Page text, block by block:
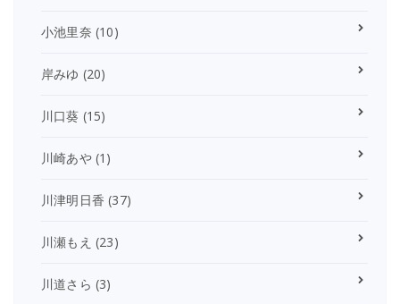
小池里奈 (10)
岸みゆ (20)
川口葵 (15)
川崎あや(1)
川津明日香 (37)
川瀬もえ (23)
川道さら (3)